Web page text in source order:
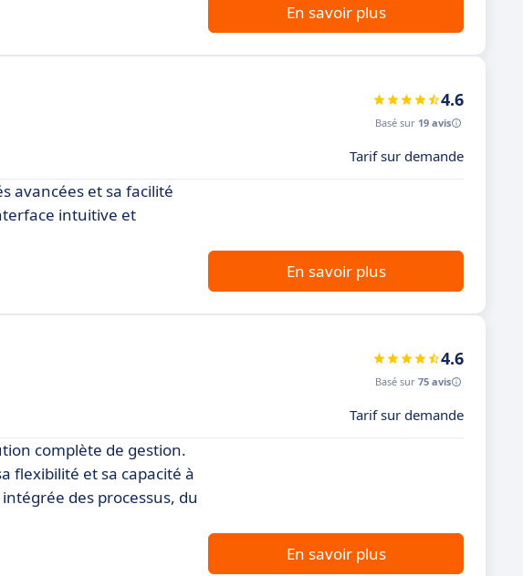
En savoir plus
4.6
Basé sur 19 avis
Tarif sur demande
avancées et sa facilité
intuitive et
En savoir plus
4.6
Basé sur 75 avis
Tarif sur demande
complète de gestion.
flexibilité et sa capacité à
des processus, du
En savoir plus